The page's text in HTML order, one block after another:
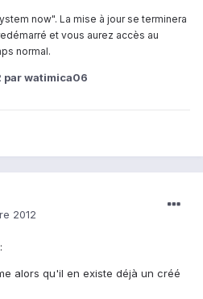
now". La mise à jour se terminera
et vous aurez accès au
normal.
par watimica06
2012
alors qu'il en existe déjà un créé